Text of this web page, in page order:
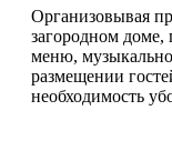
Организовывая
загородном доме,
меню,
размещении
необходимость